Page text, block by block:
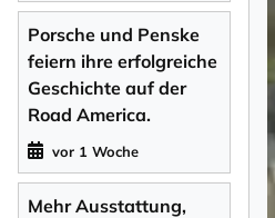
Porsche und Penske
feiern ihre erfolgreiche
Geschichte auf der
Road America.
vor 1 Woche
Mehr Ausstattung,